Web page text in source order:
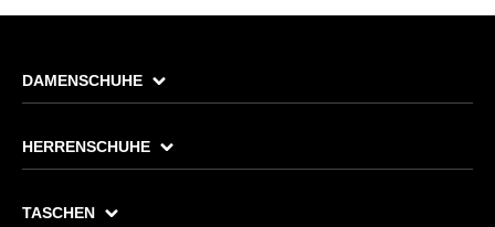
DAMENSCHUHE
HERRENSCHUHE
TASCHEN